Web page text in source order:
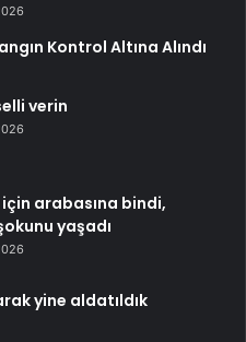
Kontrol Altına Alındı
verin
arabasına bindi,
yaşadı
yine aldatıldık